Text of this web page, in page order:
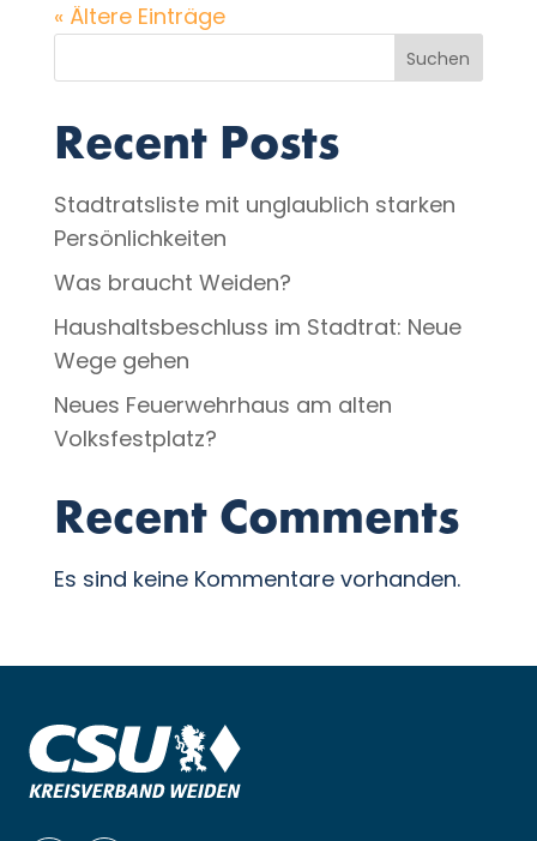
« Ältere Einträge
Suchen
Recent Posts
Stadtratsliste mit unglaublich starken
Persönlichkeiten
Was braucht Weiden?
Haushaltsbeschluss im Stadtrat: Neue
Wege gehen
Neues Feuerwehrhaus am alten
Volksfestplatz?
Recent Comments
Es sind keine Kommentare vorhanden.